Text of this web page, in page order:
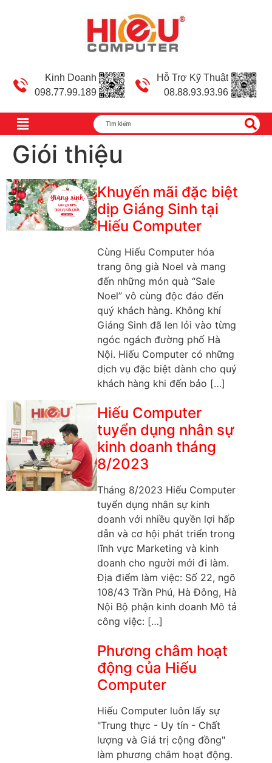
Kinh Doanh
098.77.99.189
Hỗ Trợ Kỹ Thuật
08.88.93.93.96
Giói thiệu
Khuyến mãi đặc biệt
dịp Giáng Sinh tại
Hiếu Computer
Cùng Hiếu Computer hóa
trang ông già Noel và mang
đến những món quà “Sale
Noel” vô cùng độc đáo đến
quý khách hàng. Không khí
Giáng Sinh đã len lỏi vào từng
ngóc ngách đường phố Hà
Nội. Hiếu Computer có những
dịch vụ đặc biệt dành cho quý
khách hàng khi đến bảo […]
Hiếu Computer
tuyển dụng nhân sự
kinh doanh tháng
8/2023
Tháng 8/2023 Hiếu Computer
tuyển dụng nhân sự kinh
doanh với nhiều quyền lợi hấp
dẫn và cơ hội phát triển trong
lĩnh vực Marketing và kinh
doanh cho người mới đi làm.
Địa điểm làm việc: Số 22, ngõ
108/43 Trần Phú, Hà Đông, Hà
Nội Bộ phận kinh doanh Mô tả
công việc: […]
Phương châm hoạt
động của Hiếu
Computer
Hiếu Computer luôn lấy sự
"Trung thực - Uy tín - Chất
lượng và Giá trị cộng đồng"
làm phương châm hoạt động.